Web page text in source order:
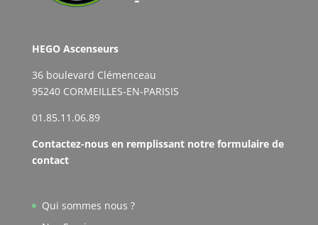
HEGO Ascenseurs
36 boulevard Clémenceau
95240 CORMEILLES-EN-PARISIS
01.85.11.06.89
Contactez-nous en remplissant notre formulaire de
contact
Qui sommes nous ?